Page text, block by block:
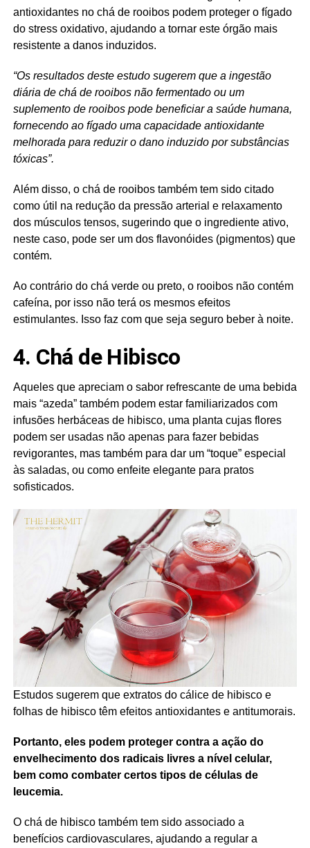
antioxidantes no chá de rooibos podem proteger o fígado
do stress oxidativo, ajudando a tornar este órgão mais
resistente a danos induzidos.
“Os resultados deste estudo sugerem que a ingestão
diária de chá de rooibos não fermentado ou um
suplemento de rooibos pode beneficiar a saúde humana,
fornecendo ao fígado uma capacidade antioxidante
melhorada para reduzir o dano induzido por substâncias
tóxicas”.
Além disso, o chá de rooibos também tem sido citado
como útil na redução da pressão arterial e relaxamento
dos músculos tensos, sugerindo que o ingrediente ativo,
neste caso, pode ser um dos flavonóides (pigmentos) que
contém.
Ao contrário do chá verde ou preto, o rooibos não contém
cafeína, por isso não terá os mesmos efeitos
estimulantes. Isso faz com que seja seguro beber à noite.
4. Chá de Hibisco
Aqueles que apreciam o sabor refrescante de uma bebida
mais “azeda” também podem estar familiarizados com
infusões herbáceas de hibisco, uma planta cujas flores
podem ser usadas não apenas para fazer bebidas
revigorantes, mas também para dar um “toque” especial
às saladas, ou como enfeite elegante para pratos
sofisticados.
Estudos sugerem que extratos do cálice de hibisco e
folhas de hibisco têm efeitos antioxidantes e antitumorais.
Portanto, eles podem proteger contra a ação do
envelhecimento dos radicais livres a nível celular,
bem como combater certos tipos de células de
leucemia.
O chá de hibisco também tem sido associado a
benefícios cardiovasculares, ajudando a regular a